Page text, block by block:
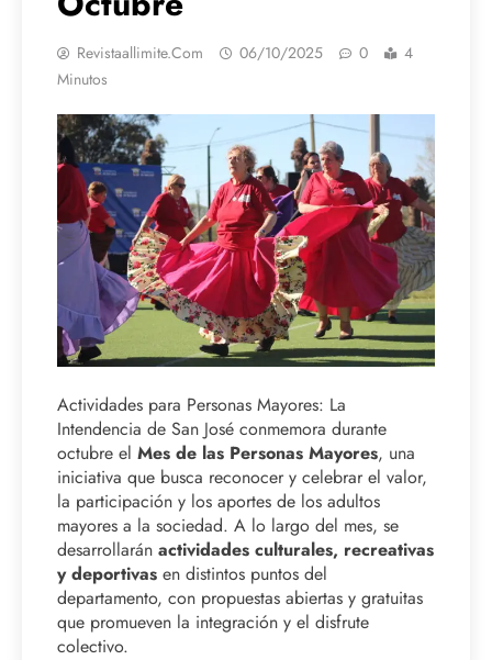
Revistaallimite.com 06/10/2025 0
4
Minutos
Actividades para Personas Mayores: La
Intendencia de San José conmemora durante
octubre el Mes de las Personas Mayores, una
iniciativa que busca reconocer y celebrar el valor,
la participación y los aportes de los adultos
mayores a la sociedad. A lo largo del mes, se
desarrollarán actividades culturales, recreativas
y deportivas en distintos puntos del
departamento, con propuestas abiertas y gratuitas
que promueven la integración y el disfrute
colectivo.